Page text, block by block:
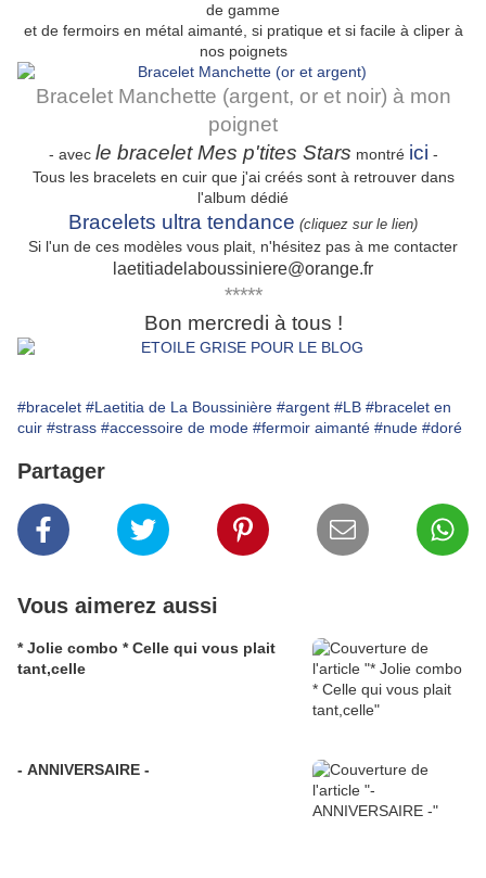
de gamme
et de fermoirs en métal aimanté, si pratique et si facile à cliper à
nos poignets
Bracelet Manchette (argent, or et noir) à mon
poignet
- avec le bracelet Mes p'tites Stars montré ici -
Tous les bracelets en cuir que j'ai créés sont à retrouver dans
l'album dédié
Bracelets ultra tendance (cliquez sur le lien)
Si l'un de ces modèles vous plait, n'hésitez pas à me contacter
laetitiadelaboussiniere@orange.fr
*****
Bon mercredi à tous !
#bracelet #Laetitia de La Boussinière #argent #LB #bracelet en
cuir #strass #accessoire de mode #fermoir aimanté #nude #doré
Partager
Vous aimerez aussi
* Jolie combo * Celle qui vous plait
tant,celle
- ANNIVERSAIRE -